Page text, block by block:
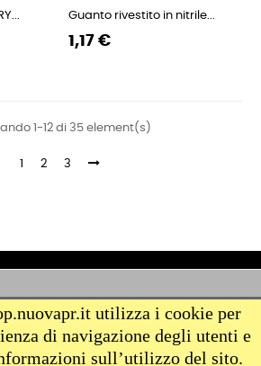
utilizza i cookie per
di navigazione degli utenti e
sull’utilizzo del sito.
Guanto rivestito in nitrile...
Prezzo
Prezzo
1,17 €
1-12 di 35 element(s)
1 2 3
